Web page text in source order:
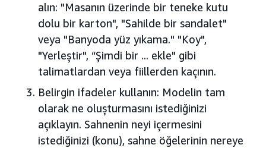
alın: "Masanın üzerinde bir teneke kutu
dolu bir karton", "Sahilde bir sandalet"
veya "Banyoda yüz yıkama." "Koy",
"Yerleştir", “Şimdi bir ... ekle" gibi
talimatlardan veya fiillerden kaçının.
Belirgin ifadeler kullanın: Modelin tam
olarak ne oluşturmasını istediğinizi
açıklayın. Sahnenin neyi içermesini
istediğinizi (konu), sahne öğelerinin nereye